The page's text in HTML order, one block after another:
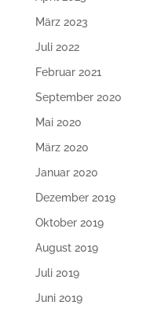
März 2023
Juli 2022
Februar 2021
September 2020
Mai 2020
März 2020
Januar 2020
Dezember 2019
Oktober 2019
August 2019
Juli 2019
Juni 2019